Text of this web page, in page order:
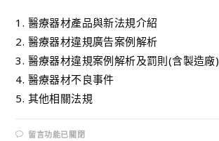
1. 醫療器材產品與新法規介紹
2. 醫療器材違規廣告案例解析
3. 醫療器材違規案例解析及罰則(含製造廠)
4. 醫療器材不良事件
5. 其他相關法規
留言功能已關閉